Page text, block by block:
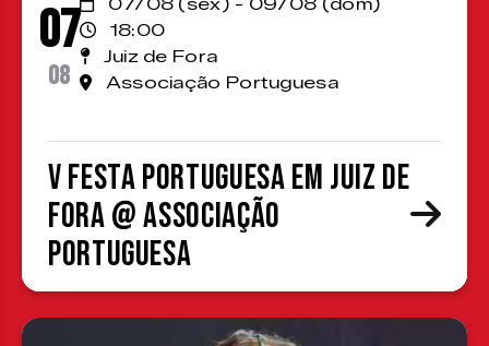
07
08
07/08 (sex) - 09/08 (dom)
18:00
Juiz de Fora
Associação Portuguesa
V Festa Portuguesa em Juiz de
Fora @ Associação
Portuguesa